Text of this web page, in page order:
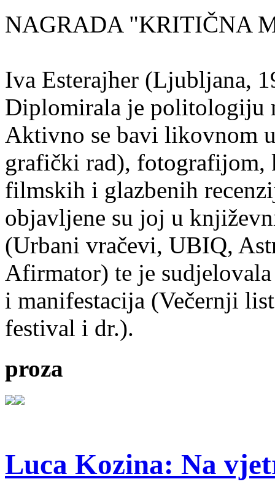
NAGRADA "KRITIČNA
Iva Esterajher (Ljubljana,
Diplomirala je politologiju
Aktivno se bavi likovnom
grafički rad), fotografijom,
filmskih i glazbenih
objavljene su joj u
(Urbani vračevi, UBIQ,
Afirmator) te je
i manifestacija (Večernji
festival i dr.).
proza
Luca Kozina: Na